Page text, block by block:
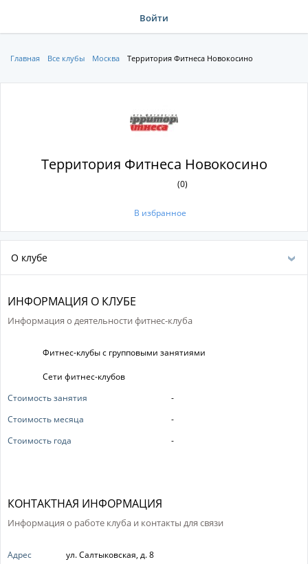
Войти
Главная Все клубы Москва Территория Фитнеса Новокосино
Территория Фитнеса Новокосино
(0)
В избранное
О клубе
ИНФОРМАЦИЯ О КЛУБЕ
Информация о деятельности фитнес-клуба
Фитнес-клубы с групповыми занятиями
Сети фитнес-клубов
Стоимость занятия
-
Стоимость месяца
-
Стоимость года
-
КОНТАКТНАЯ ИНФОРМАЦИЯ
Информация о работе клуба и контакты для связи
Адрес
ул. Салтыковская, д. 8